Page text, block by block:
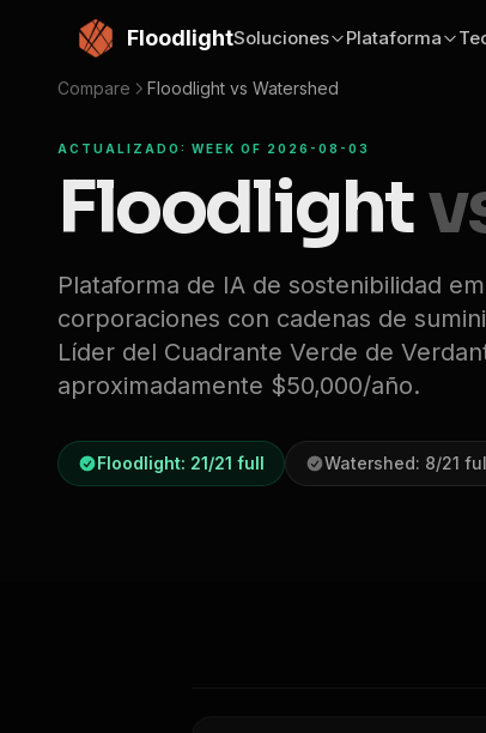
Saltar al contenido principal
FloodlightSoluciones Plataforma
Compare Floodlight vs Watershed
ACTUALIZADO: WEEK OF 2026-08-03
Floodlight
Plataforma de IA de sostenibilidad
corporaciones con cadenas de
Líder del Cuadrante Verde de
aproximadamente $50,000/año.
Floodlight: 21/21 full Watershed: 8/21